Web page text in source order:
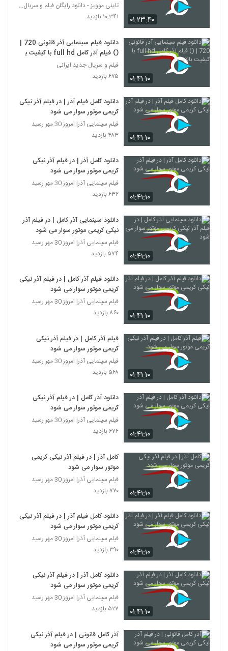
۰۱:۲۳:۴۰
تاینی موویز - دانلود رایگان فیلم و سریال ایرانی جد
۱۰,۳۴۱ بازدید
۰۱:۴۱:۱۰
دانلود فیلم سینمایی آذر قانونی 720 |
() فیلم آذر کامل full hd با کیفیت بالا
فیلم و سریال جدید ایرانی
۶۷۵ بازدید
۰۱:۴۱:۱۰
دانلود کامل فیلم آذر | در فیلم آذر نیکی
کریمی موتور سوار می شود
فیلم سینمایی آذر| امروز 30 مهر رسید
۴۸۳ بازدید
۰۱:۴۱:۱۰
دانلود کامل آذر | در فیلم آذر نیکی
کریمی موتور سوار می شود
فیلم سینمایی آذر| امروز 30 مهر رسید
۶۳۲ بازدید
۰۱:۴۱:۱۰
دانلود سینمایی آذر کامل | در فیلم آذر
نیکی کریمی موتور سوار می شود
فیلم سینمایی آذر| امروز 30 مهر رسید
۵۷۴ بازدید
۰۱:۴۱:۱۰
دانلود فیلم آذر کامل | در فیلم آذر نیکی
کریمی موتور سوار می شود
فیلم سینمایی آذر| امروز 30 مهر رسید
۸۶۰ بازدید
۰۱:۴۱:۱۰
فیلم آذر کامل | در فیلم آذر نیکی
کریمی موتور سوار می شود
فیلم سینمایی آذر| امروز 30 مهر رسید
۵۶۸ بازدید
۰۱:۴۱:۱۰
دانلود آذر کامل | در فیلم آذر نیکی
کریمی موتور سوار می شود
فیلم سینمایی آذر| امروز 30 مهر رسید
۶۷۶ بازدید
۰۱:۴۱:۱۰
کامل آذر | در فیلم آذر نیکی کریمی
موتور سوار می شود
فیلم سینمایی آذر| امروز 30 مهر رسید
۷۷۰ بازدید
۰۱:۴۱:۱۰
دانلود کامل فیلم آذر | در فیلم آذر نیکی
کریمی موتور سوار می شود
فیلم سینمایی آذر| امروز 30 مهر رسید
۳۹۰ بازدید
۰۱:۴۱:۱۰
دانلود کامل آذر | در فیلم آذر نیکی
کریمی موتور سوار می شود
فیلم سینمایی آذر| امروز 30 مهر رسید
۵۲۷ بازدید
آذر کامل قانونی | در فیلم آذر نیکی
کریمی موتور سوار می شود